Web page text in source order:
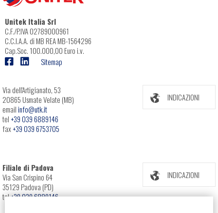
Unitek Italia Srl
C.F./P.IVA 02789000961
C.C.I.A.A. di MB REA MB-1564296
Cap.Soc. 100.000,00 Euro i.v.
Sitemap
Via dell'Artigianato, 53
20865 Usmate Velate (MB)
emailinfo@utk.it
tel+39 039 6889146
fax+39 039 6753705
INDICAZIONI
Filiale di Padova
Via San Crispino 64
35129 Padova (PD)
tel+39 039 6889146
INDICAZIONI